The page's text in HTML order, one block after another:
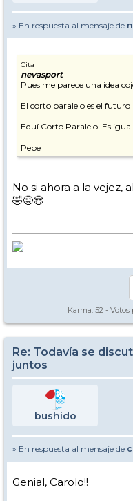
» En respuesta al mensaje de
Cita
nevasport
Pues me parece una idea
El corto paralelo es el futuro
Equí Corto Paralelo. Es
Pepe
No si ahora a la vejez,
🤣😜😎
Karma: 52 - Votos
Re: Todavía se
juntos
bushido
» En respuesta al mensaje de
Genial, Carolo!!